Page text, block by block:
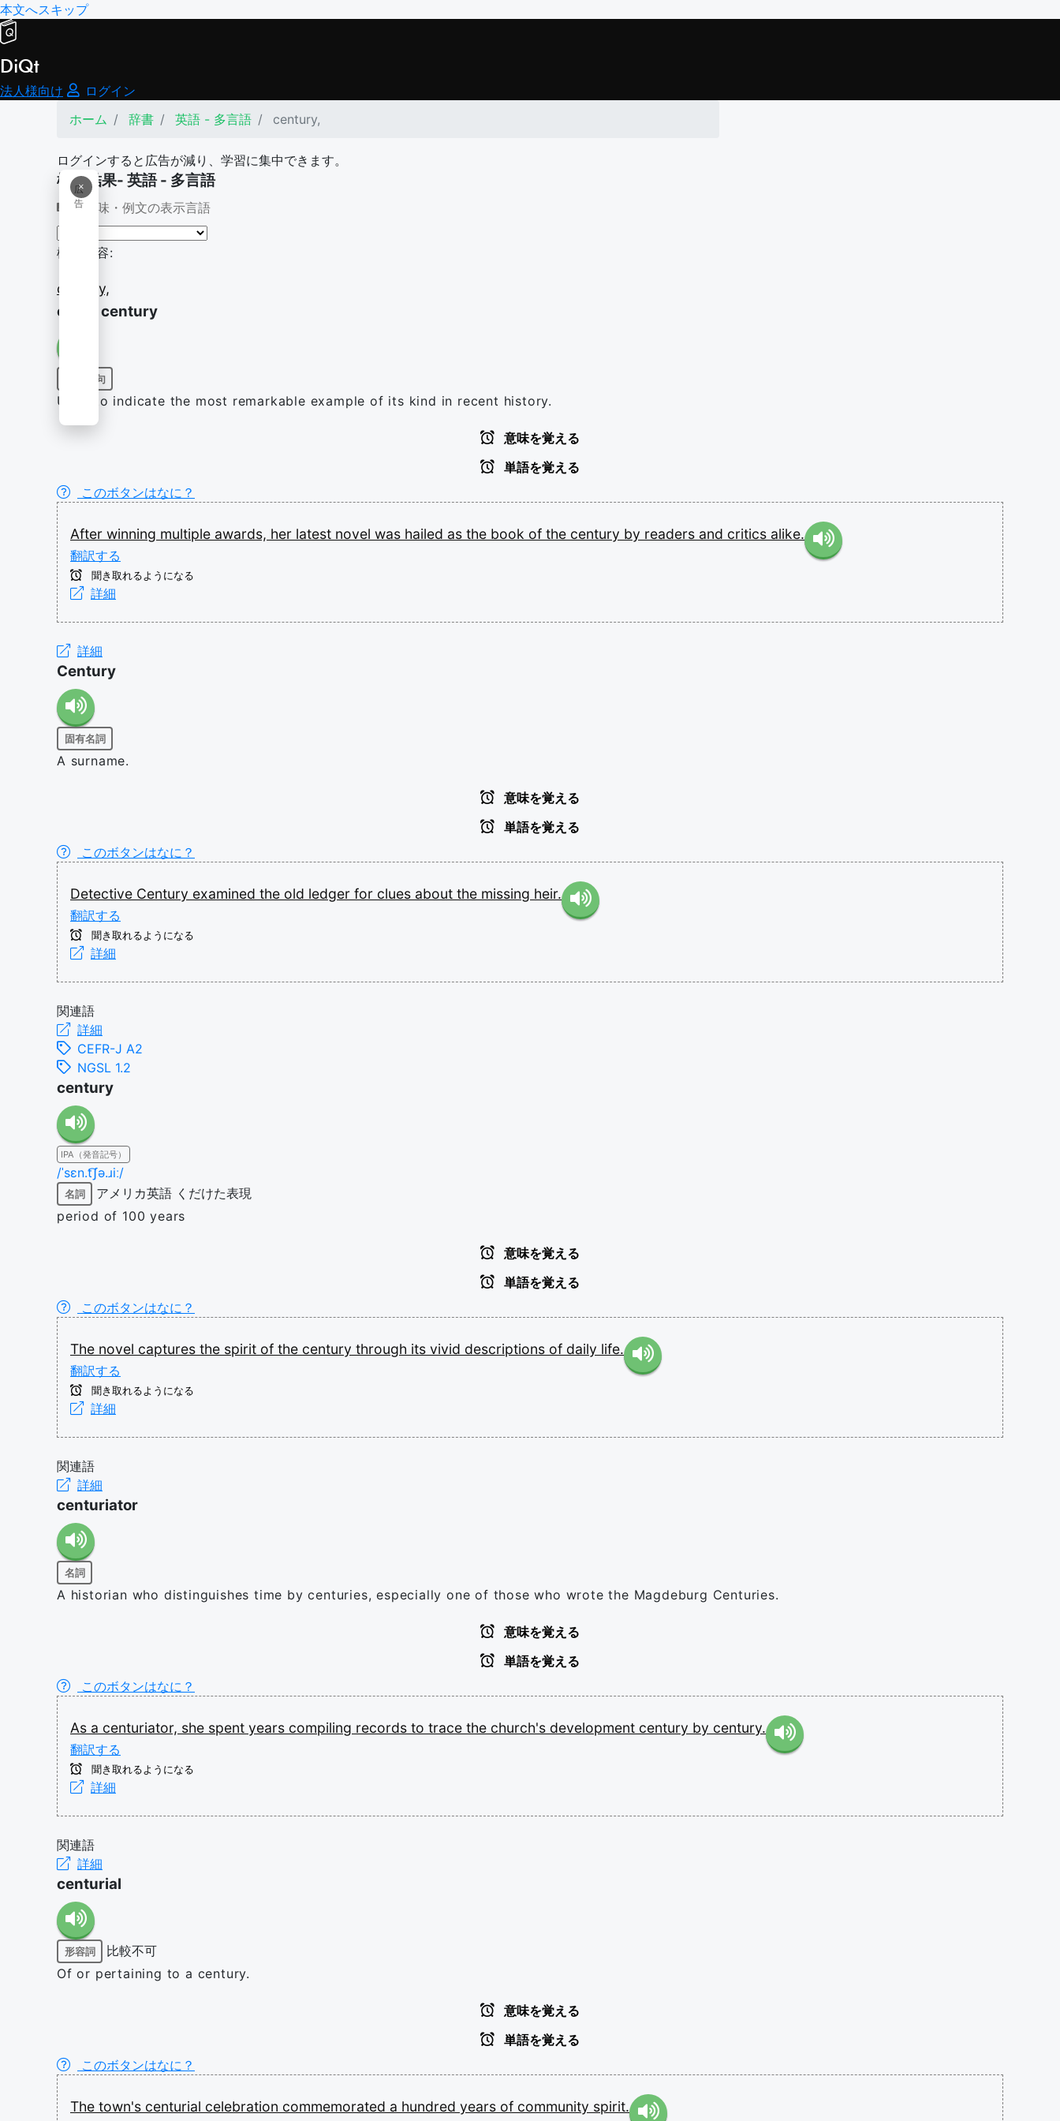
本文へスキップ
DiQt
法人様向け
ログイン
ホーム
辞書 英語 - 多言語 century,
ログインすると広告が減り、学習に集中できます。
×
広
告
検索結果- 英語 - 多言語
意味・例文の表示言語
検索内容:
century,
of the century
前置詞句
Used to indicate the most remarkable example of its kind in recent history.
意味を覚える
単語を覚える
このボタンはなに？
After winning multiple awards, her latest novel was hailed as the book of the century by readers and critics alike.
翻訳する
聞き取れるようになる
詳細
詳細
Century
固有名詞
A surname.
意味を覚える
単語を覚える
このボタンはなに？
Detective Century examined the old ledger for clues about the missing heir.
翻訳する
聞き取れるようになる
詳細
関連語
詳細
CEFR-J A2
NGSL 1.2
century
IPA（発音記号）
/ˈsɛn.t͡ʃə.ɹiː/
名詞 アメリカ英語 くだけた表現
period of 100 years
意味を覚える
単語を覚える
このボタンはなに？
The novel captures the spirit of the century through its vivid descriptions of daily life.
翻訳する
聞き取れるようになる
詳細
関連語
詳細
centuriator
名詞
A historian who distinguishes time by centuries, especially one of those who wrote the Magdeburg Centuries.
意味を覚える
単語を覚える
このボタンはなに？
As a centuriator, she spent years compiling records to trace the church's development century by century.
翻訳する
聞き取れるようになる
詳細
関連語
詳細
centurial
形容詞
比較不可
Of or pertaining to a century.
意味を覚える
単語を覚える
このボタンはなに？
The town's centurial celebration commemorated a hundred years of community spirit.